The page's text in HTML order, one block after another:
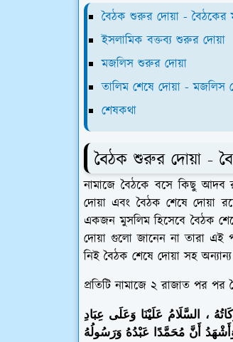
বৈঠক শুরুর দোয়া - বৈঠকের
ইসলামিক বক্তব্য শুরুর দোয়া
মজলিস শুরুর দোয়া
তালিম শেষে দোয়া - মজলিস
শেষকথা
বৈঠক শুরুর দোয়া -
নামাজে বৈঠকে বসে কিছু
দোয়া এবং বৈঠক শেষে দোয়া
একজন মুসলিম হিসেবে বৈঠক
দোয়া গুলো জানেন না তারা এই
নিই বৈঠক শেষে দোয়া সহ
প্রতিটি নামাজে ২ রাজাত পর
، السَّلَامُ عَلَيْنَا وَعَلَى عِبَادِ
وَأَشْهَدُ أَنَّ مُحَمَّدًا عَبْدُهُ وَرَسُولُهُ